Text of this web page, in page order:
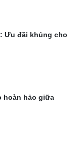
Ưu đãi khủng cho
hoàn hảo giữa